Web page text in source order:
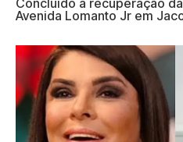
Concluído a recuperação
Avenida Lomanto Jr em